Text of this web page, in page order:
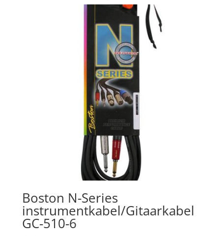
Boston N-Series
instrumentkabel/Gitaarkabel
GC-510-6